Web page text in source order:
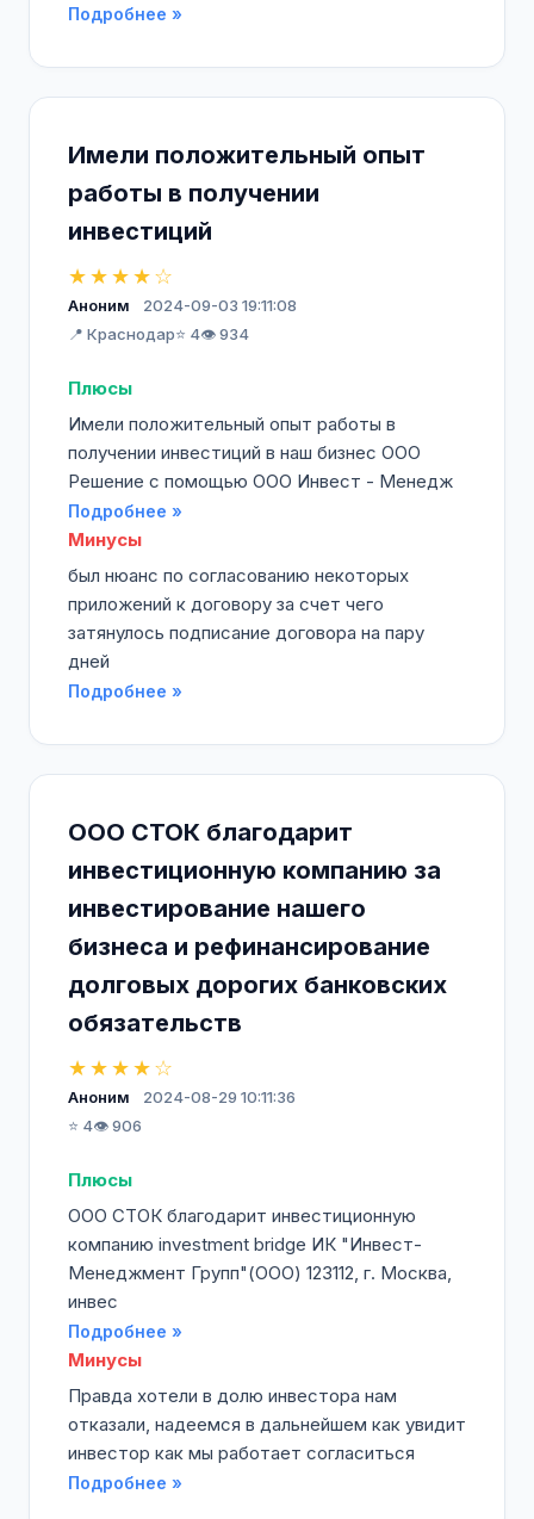
Подробнее »
Имели положительный опыт
работы в получении
инвестиций
★★★★☆
Аноним
2024-09-03 19:11:08
📍 Краснодар⭐ 4👁️ 934
Плюсы
Имели положительный опыт работы в
получении инвестиций в наш бизнес ООО
Решение с помощью ООО Инвест - Менедж
Подробнее »
Минусы
был нюанс по согласованию некоторых
приложений к договору за счет чего
затянулось подписание договора на пару
дней
Подробнее »
ООО СТОК благодарит
инвестиционную компанию за
инвестирование нашего
бизнеса и рефинансирование
долговых дорогих банковских
обязательств
★★★★☆
Аноним
2024-08-29 10:11:36
⭐ 4👁️ 906
Плюсы
ООО СТОК благодарит инвестиционную
компанию investment bridge ИК "Инвест-
Менеджмент Групп"(ООО) 123112, г. Москва,
инвес
Подробнее »
Минусы
Правда хотели в долю инвестора нам
отказали, надеемся в дальнейшем как увидит
инвестор как мы работает согласиться
Подробнее »